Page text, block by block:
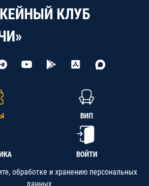
КЛУБ
ВИП
ВОЙТИ
обработке и хранению персональных
данных